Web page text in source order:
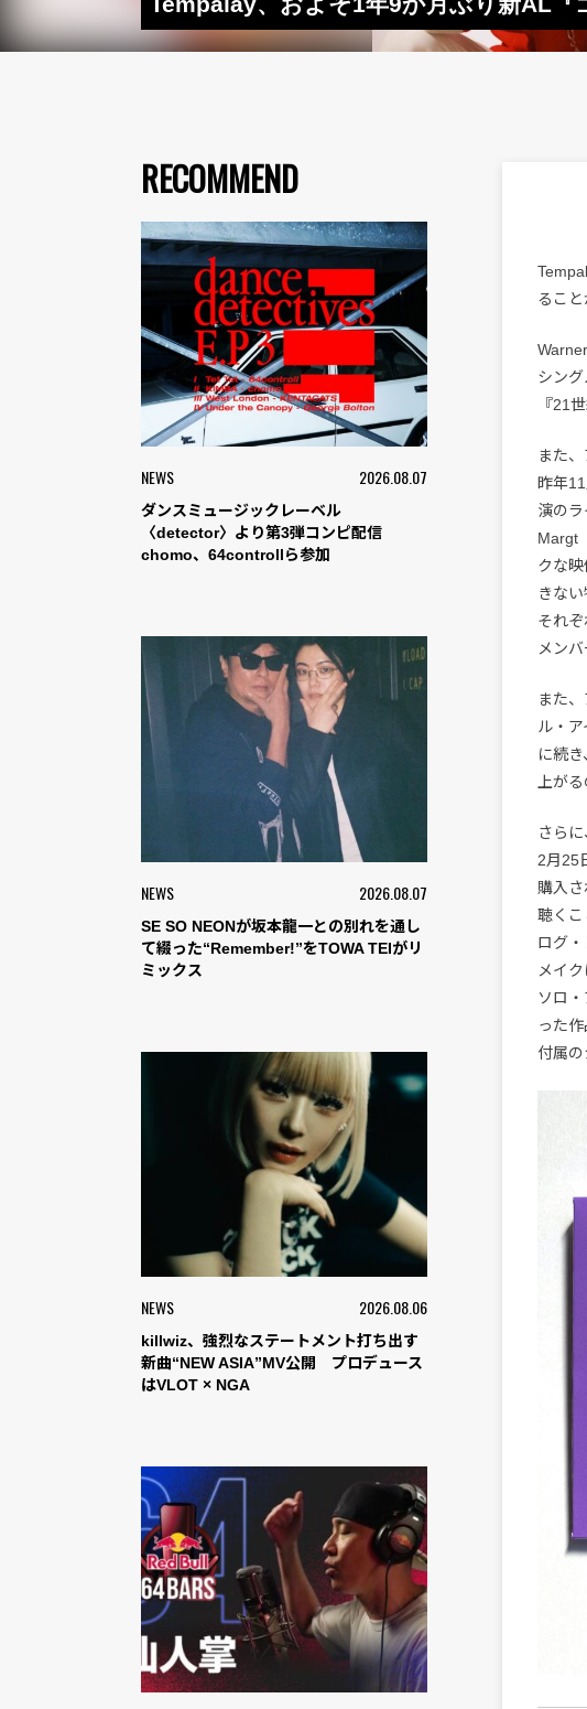
RECOMMEND
NEWS 2026.08.07
ダンスミュージックレーベル
〈detector〉より第3弾コンピ配信
chomo、64controllら参加
NEWS 2026.08.07
SE SO NEONが坂本龍一との別れを通し
て綴った“Remember!”をTOWA TEIがリ
ミックス
NEWS 2026.08.06
killwiz、強烈なステートメント打ち出す
新曲“NEW ASIA”MV公開 プロデュース
はVLOT × NGA
ること
シン
『21
また
昨年
演の
Margt
クな
きな
それ
メン
また
ル・
に続
上が
さら
2月25
購入
聴く
ログ
メイ
ソロ
った
付属